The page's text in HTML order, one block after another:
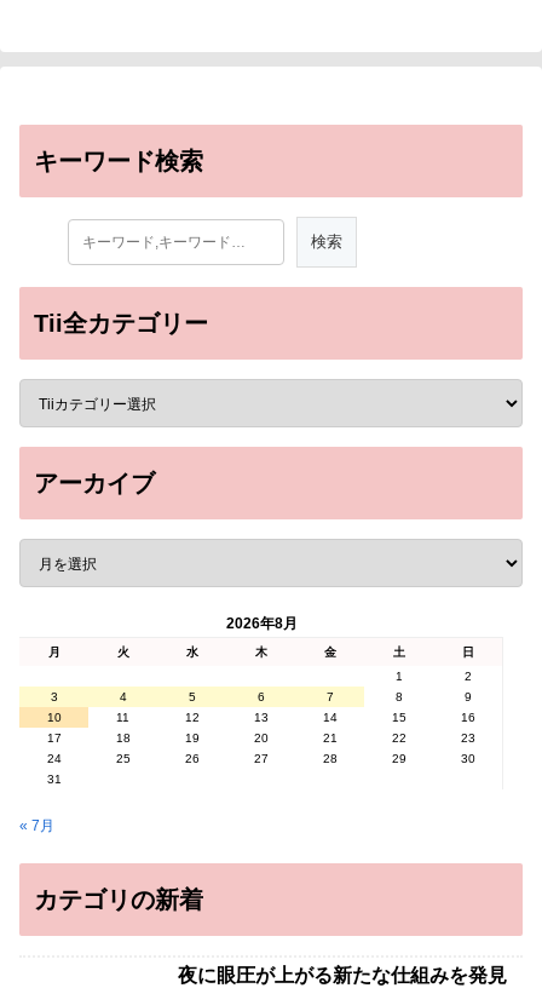
キーワード検索
Tii全カテゴリー
アーカイブ
2026年8月
月 火 水 木 金 土
日
1
2
3
4 5 6 7 8
9
10
11 12 13 14 15
16
17
18 19 20 21 22
23
24
25 26 27 28 29
30
31
« 7月
カテゴリの新着
夜に眼圧が上がる新たな仕組みを発見